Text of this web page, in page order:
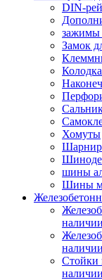
DIN-
зажимы
Замок
Хомуты
шины
Шины
наличии
наличии
Стойки
наличии